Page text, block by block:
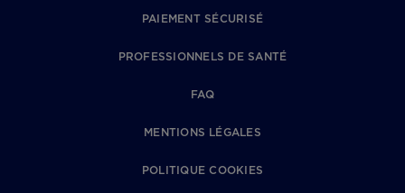
PAIEMENT SÉCURISÉ
PROFESSIONNELS DE SANTÉ
FAQ
MENTIONS LÉGALES
POLITIQUE COOKIES